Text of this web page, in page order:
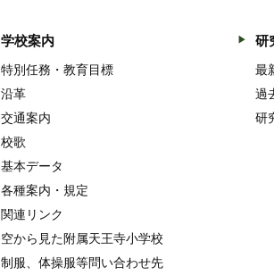
学校案内
特別任務・教育目標
沿革
交通案内
校歌
基本データ
各種案内・規定
関連リンク
空から見た附属天王寺小学校
制服、体操服等問い合わせ先
研
最
過
研